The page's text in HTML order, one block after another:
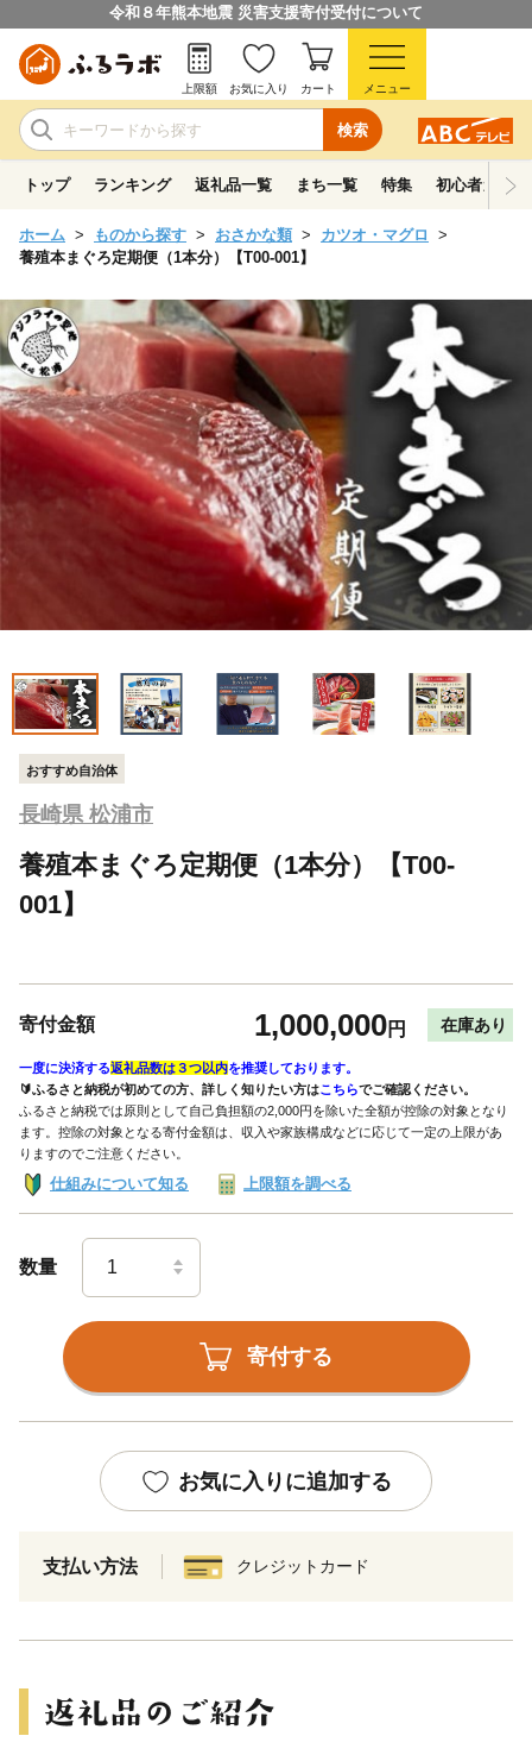
令和８年熊本地震 災害支援寄付受付について
検索
上限額 お気に入り カート メニュー
トップ ランキング 返礼品一覧 まち一覧 特集 初心者ガイド
ホーム ものから探す おさかな類
カツオ・マグロ
養殖本まぐろ定期便（1本分）【T00-001】
おすすめ自治体
長崎県 松浦市
養殖本まぐろ定期便（1本分）【T00-
001】
寄付金額 1,000,000円 在庫あり
一度に決済する返礼品数は３つ以内を推奨しております。
🔰ふるさと納税が初めての方、詳しく知りたい方はこちらでご確認ください。
ふるさと納税では原則として自己負担額の2,000円を除いた全額が控除の対象となり
ます。控除の対象となる寄付金額は、収入や家族構成などに応じて一定の上限があ
りますのでご注意ください。
仕組みについて知る 上限額を調べる
数量
寄付する
お気に入りに追加する
支払い方法 クレジットカード